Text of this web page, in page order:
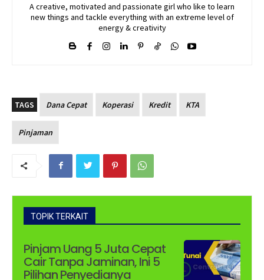
A creative, motivated and passionate girl who like to learn
new things and tackle everything with an extreme level of
energy & creativity
TAGS Dana Cepat Koperasi Kredit KTA
Pinjaman
TOPIK TERKAIT
Pinjam Uang 5 Juta Cepat
Cair Tanpa Jaminan, Ini 5
Pilihan Penyedianya